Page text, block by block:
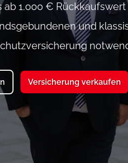
ab 1.000 € Rückkaufswert
und
Versicherung verkaufen